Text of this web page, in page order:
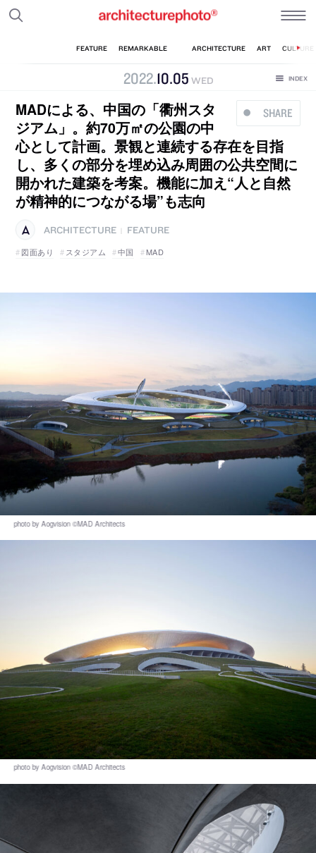
2022.10.05 WED
SHARE
MADによる、中国の「衢州スタ
ジアム」。約70万㎡の公園の中
心として計画。景観と連続する存在を目指
し、多くの部分を埋め込み周囲の公共空間に
開かれた建築を考案。機能に加え“人と自然
が精神的につながる場”も志向
ARCHITECTURE
FEATURE
図面あり
スタジアム 中国 MAD